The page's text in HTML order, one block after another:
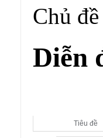
Chủ
Diễn
Tiêu đề